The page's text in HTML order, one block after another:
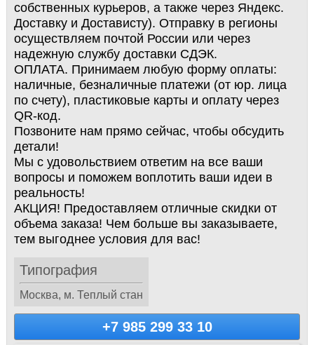
собственных курьеров, а также через Яндекс.
Доставку и Достависту). Отправку в регионы
осуществляем почтой России или через
надежную службу доставки СДЭК.
ОПЛАТА. Принимаем любую форму оплаты:
наличные, безналичные платежи (от юр. лица
по счету), пластиковые карты и оплату через
QR-код.
Позвоните нам прямо сейчас, чтобы обсудить
детали!
Мы с удовольствием ответим на все ваши
вопросы и поможем воплотить ваши идеи в
реальность!
АКЦИЯ! Предоставляем отличные скидки от
объема заказа! Чем больше вы заказываете,
тем выгоднее условия для вас!
Типография
Москва, м. Теплый стан
+7 985 299 33 10